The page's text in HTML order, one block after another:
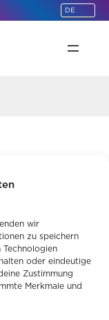
wir
zu speichern
Technologien
oder eindeutige
Zustimmung
Merkmale und